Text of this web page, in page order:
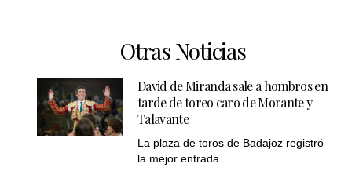
Otras Noticias
David de Miranda sale a hombros en
tarde de toreo caro de Morante y
Talavante
La plaza de toros de Badajoz registró
la mejor entrada